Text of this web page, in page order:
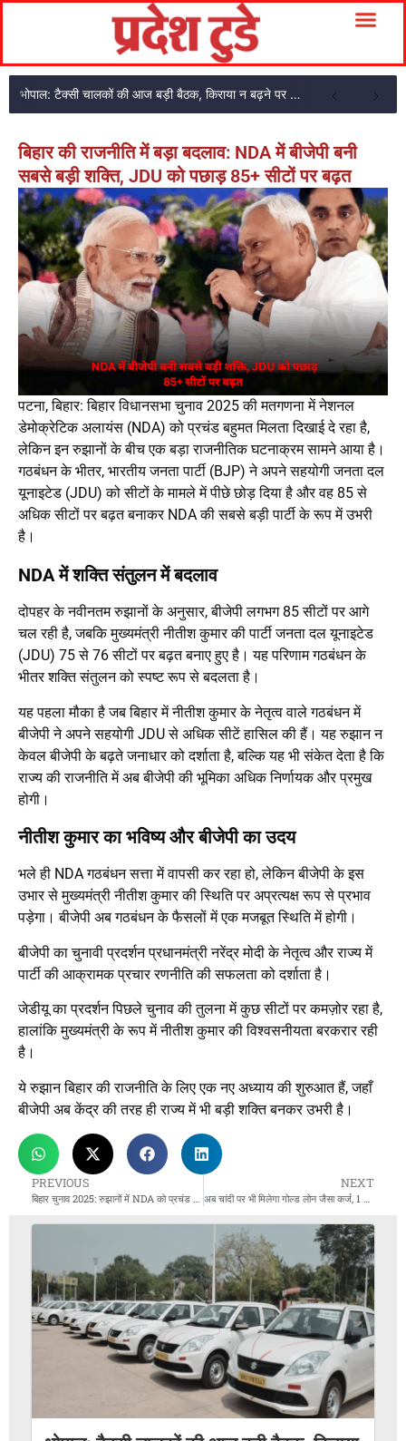
भोपाल: टैक्सी चालकों की आज बड़ी बैठक, किराया न बढ़ने पर प्रदेशव्यापी आंदोलन की चेतावनी
बिहार की राजनीति में बड़ा बदलाव: NDA में बीजेपी बनी
सबसे बड़ी शक्ति, JDU को पछाड़ 85+ सीटों पर बढ़त
पटना, बिहार: बिहार विधानसभा चुनाव 2025 की मतगणना में नेशनल
डेमोक्रेटिक अलायंस (NDA) को प्रचंड बहुमत मिलता दिखाई दे रहा है,
लेकिन इन रुझानों के बीच एक बड़ा राजनीतिक घटनाक्रम सामने आया है।
गठबंधन के भीतर, भारतीय जनता पार्टी (BJP) ने अपने सहयोगी जनता दल
यूनाइटेड (JDU) को सीटों के मामले में पीछे छोड़ दिया है और वह 85 से
अधिक सीटों पर बढ़त बनाकर NDA की सबसे बड़ी पार्टी के रूप में उभरी
है।
NDA में शक्ति संतुलन में बदलाव
दोपहर के नवीनतम रुझानों के अनुसार, बीजेपी लगभग 85 सीटों पर आगे
चल रही है, जबकि मुख्यमंत्री नीतीश कुमार की पार्टी जनता दल यूनाइटेड
(JDU) 75 से 76 सीटों पर बढ़त बनाए हुए है। यह परिणाम गठबंधन के
भीतर शक्ति संतुलन को स्पष्ट रूप से बदलता है।
यह पहला मौका है जब बिहार में नीतीश कुमार के नेतृत्व वाले गठबंधन में
बीजेपी ने अपने सहयोगी JDU से अधिक सीटें हासिल की हैं। यह रुझान न
केवल बीजेपी के बढ़ते जनाधार को दर्शाता है, बल्कि यह भी संकेत देता है कि
राज्य की राजनीति में अब बीजेपी की भूमिका अधिक निर्णायक और प्रमुख
होगी।
नीतीश कुमार का भविष्य और बीजेपी का उदय
भले ही NDA गठबंधन सत्ता में वापसी कर रहा हो, लेकिन बीजेपी के इस
उभार से मुख्यमंत्री नीतीश कुमार की स्थिति पर अप्रत्यक्ष रूप से प्रभाव
पड़ेगा। बीजेपी अब गठबंधन के फैसलों में एक मजबूत स्थिति में होगी।
बीजेपी का चुनावी प्रदर्शन प्रधानमंत्री नरेंद्र मोदी के नेतृत्व और राज्य में
पार्टी की आक्रामक प्रचार रणनीति की सफलता को दर्शाता है।
जेडीयू का प्रदर्शन पिछले चुनाव की तुलना में कुछ सीटों पर कमज़ोर रहा है,
हालांकि मुख्यमंत्री के रूप में नीतीश कुमार की विश्वसनीयता बरकरार रही
है।
ये रुझान बिहार की राजनीति के लिए एक नए अध्याय की शुरुआत हैं, जहाँ
बीजेपी अब केंद्र की तरह ही राज्य में भी बड़ी शक्ति बनकर उभरी है।
PREVIOUS
बिहार चुनाव 2025: रुझानों में NDA को प्रचंड बहुमत, नीतीश कुमार की वापसी लगभग तय; लालू के बेटे संकट में
NEXT
अब चांदी पर भी मिलेगा गोल्ड लोन जैसा कर्ज, 1 अप्रैल 2026 से नई व्यवस्था लागू